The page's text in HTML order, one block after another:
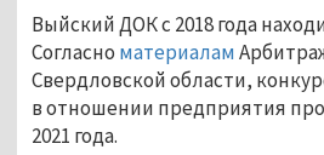
Выйский ДОК с 2018 года
Согласно материалам
Свердловской области,
в отношении предприятия
2021 года.